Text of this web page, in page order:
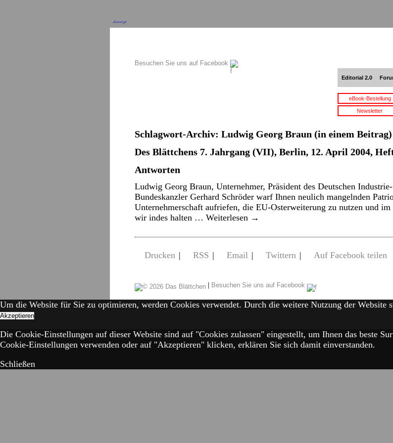
Anzeige
Besuchen Sie uns auf Facebook
Editorial 2.0
eBook-Bestellung
Newsletter
Schlagwort-Archiv: Ludwig Georg Braun (in einem Beitrag)
Des Blättchens 7. Jahrgang (VII), Berlin, 12. April 2004,
Antworten
Ludwig Georg Braun, Unternehmer, Präsident des Deutschen
Bundeskanzler Gerhard Schröder warf Ihnen neulich mangelnden
Unternehmerschaft aufriefen, die EU-Osterweiterung zu nutzen und
wir indes halten … Weiterlesen →
Drucken | RSS | Email | Twittern | Auf Facebook teilen
| Besuchen Sie uns auf Facebook
Um die Website für Sie zu optimieren, werden Cookies verwendet. Durch die weitere Nutzung der Website
Akzeptieren
Die Cookie-Einstellungen auf dieser Website sind auf "Cookies zulassen" eingestellt, um Ihnen das beste
Cookie-Einstellungen verwenden oder auf "Akzeptieren" klicken, erklären Sie sich damit einverstanden.
Schließen